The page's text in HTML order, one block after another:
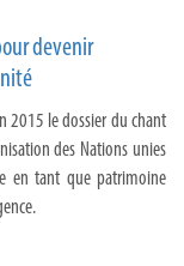
devenir
2015 le dossier du chant
des Nations unies
en tant que patrimoine